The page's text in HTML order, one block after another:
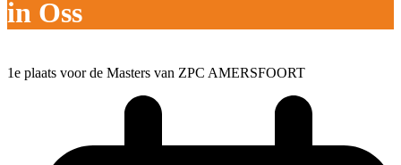
in Oss
1e plaats voor de Masters van ZPC AMERSFOORT